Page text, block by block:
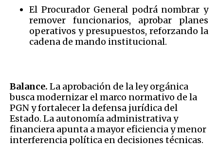
El Procurador General podrá nombrar y
remover funcionarios, aprobar planes
operativos y presupuestos, reforzando la
cadena de mando institucional.
Balance. La aprobación de la ley orgánica
busca modernizar el marco normativo de la
PGN y fortalecer la defensa jurídica del
Estado. La autonomía administrativa y
financiera apunta a mayor eficiencia y menor
interferencia política en decisiones técnicas.